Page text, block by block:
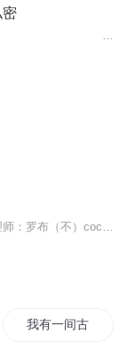
密
我有一间古着店